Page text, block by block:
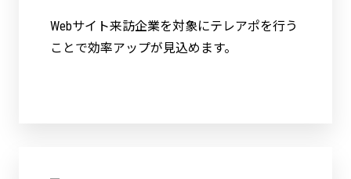
Webサイト来訪企業を対象にテレアポを行う
ことで効率アップが見込めます。